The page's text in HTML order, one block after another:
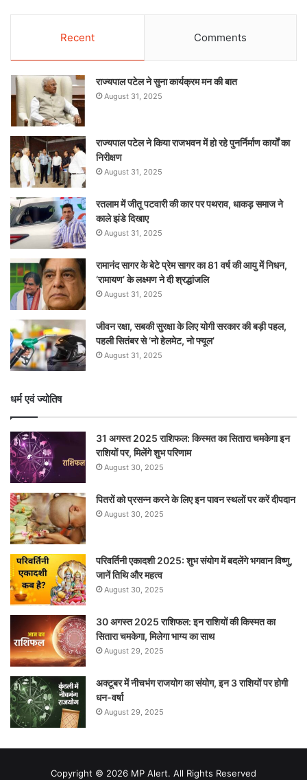
Recent Comments
राज्यपाल पटेल ने सुना कार्यक्रम मन की बात
August 31, 2025
राज्यपाल पटेल ने किया राजभवन में हो रहे पुनर्निर्माण कार्यों का
निरीक्षण
August 31, 2025
रतलाम में जीतू पटवारी की कार पर पथराव, धाकड़ समाज ने
काले झंडे दिखाए
August 31, 2025
रामानंद सागर के बेटे प्रेम सागर का 81 वर्ष की आयु में निधन,
‘रामायण’ के लक्ष्मण ने दी श्रद्धांजलि
August 31, 2025
जीवन रक्षा, सबकी सुरक्षा के लिए योगी सरकार की बड़ी पहल,
पहली सितंबर से ‘नो हेलमेट, नो फ्यूल’
August 31, 2025
धर्म एवं ज्योतिष
31 अगस्त 2025 राशिफल: किस्मत का सितारा चमकेगा इन
राशियों पर, मिलेंगे शुभ परिणाम
August 30, 2025
पितरों को प्रसन्न करने के लिए इन पावन स्थलों पर करें दीपदान
August 30, 2025
परिवर्तिनी एकादशी 2025: शुभ संयोग में बदलेंगे भगवान विष्णु,
जानें तिथि और महत्व
August 30, 2025
30 अगस्त 2025 राशिफल: इन राशियों की किस्मत का
सितारा चमकेगा, मिलेगा भाग्य का साथ
August 29, 2025
अक्टूबर में नीचभंग राजयोग का संयोग, इन 3 राशियों पर होगी
धन-वर्षा
August 29, 2025
Copyright © 2026 MP Alert. All Rights Reserved